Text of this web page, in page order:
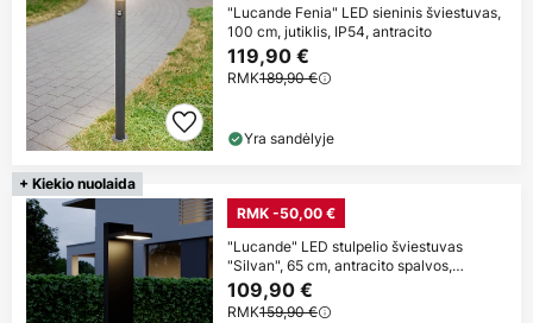
"Lucande Fenia" LED sieninis šviestuvas,
100 cm, jutiklis, IP54, antracito
119,90 €
RMK189,90 €
Yra sandėlyje
+ Kiekio nuolaida
RMK -50,00 €
"Lucande" LED stulpelio šviestuvas
"Silvan", 65 cm, antracito spalvos,
metalas
109,90 €
RMK159,90 €